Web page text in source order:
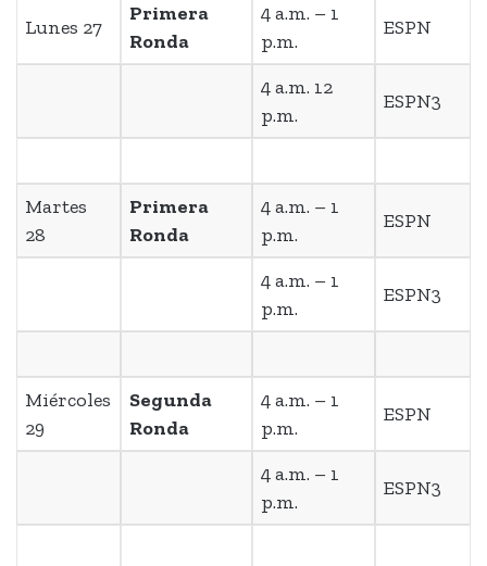
Lunes 27
Primera
Ronda
4 a.m. – 1
p.m.
ESPN
4 a.m. 12
p.m.
ESPN3
Martes
28
Primera
Ronda
4 a.m. – 1
p.m.
ESPN
4 a.m. – 1
p.m.
ESPN3
Miércoles
29
Segunda
Ronda
4 a.m. – 1
p.m.
ESPN
4 a.m. – 1
p.m.
ESPN3